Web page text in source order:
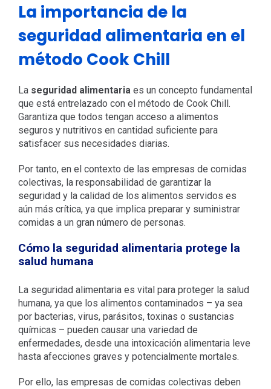
La importancia de la
seguridad alimentaria en el
método Cook Chill
La seguridad alimentariaes un concepto fundamental
que está entrelazado con el método de Cook Chill.
Garantiza que todos tengan acceso a alimentos
seguros y nutritivos en cantidad suficiente para
satisfacer sus necesidades diarias.
Por tanto, en el contexto de las empresas de comidas
colectivas, la responsabilidad de garantizar la
seguridad y la calidad de los alimentos servidos es
aún más crítica, ya que implica preparar y suministrar
comidas a un gran número de personas.
Cómo la seguridad alimentaria protege la
salud humana
La seguridad alimentaria es vital para proteger la salud
humana, ya que los alimentos contaminados – ya sea
por bacterias, virus, parásitos, toxinas o sustancias
químicas – pueden causar una variedad de
enfermedades, desde una intoxicación alimentaria leve
hasta afecciones graves y potencialmente mortales.
Por ello, las empresas de comidas colectivas deben